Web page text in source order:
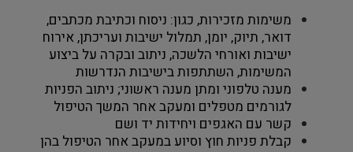
משימות מזכירות, כגון: ניסוח וכתיבת מכתבים,
המשימות, השתתפות בישיבות הנדרשות
מענה טלפוני ומתן מענה ראשוני; ניתוב הפניות
לגורמים מטפלים ומעקב אחר המשך הטיפול
קשר עם האגפים ויחידות יד ושם
קבלת פניות חוץ וסיוע במעקב אחר הטיפול בהן